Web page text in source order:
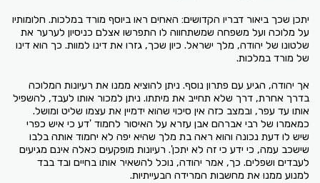
יתכן שכך ביאור דבריו הקדושים: האחים ראו ביוסף מורד במלכות. חלומותיו
על מלוכה ועל משפחה שמשתחווה לו התפרשו אצלם כניסיון לערער את
שלטונו של יהודה, מלך ישראל. כיון שכך, גזרו את דינו למוות. כך הוא דינו
של מורד במלכות.
אך יהודה, הגיע עם פתרון נוסף. ניתן להוציא ממנו את רעיונות המלוכה
בדרך אחרת, דרך שלא תחייב את מיתתו. ניתן למכור אותו לעבד, להשפיל
אותו עד עפר, ובמצב כזה אין סיכוי שהוא ידמיין את עצמו שליט ומושל.
כמאמרו של רבי אברהם אבן עזרא על האיסור לחמוד 'דע כי איש כפרי
שיש לו דעת נכונה והוא ראה בת מלך שהיא יפה לא יחמוד אותה בלבו
שישכב עמה, כי ידע כי זה לא יתכן'. רעיונות מופקעים כאלה אינם מגיעים
לעבדים ושפלים. כך, אמר יהודה, נוכל להשאיר אותו בחיים ובד בבד
למנוע ממנו את מחשבות המרידה הבעייתיות.